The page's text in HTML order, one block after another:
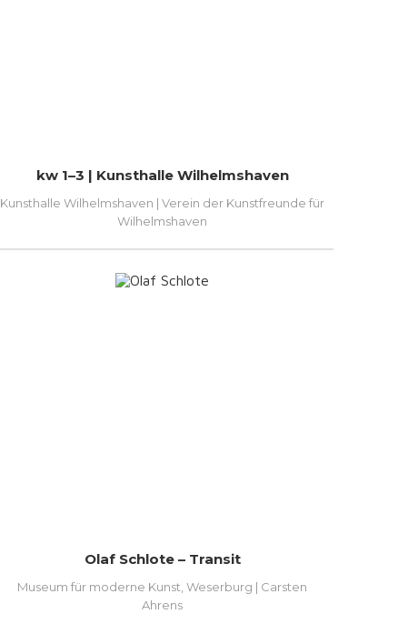
kw 1–3 | Kunsthalle Wilhelmshaven
Kunsthalle Wilhelmshaven | Verein der Kunstfreunde für
Wilhelmshaven
Olaf Schlote – Transit
Museum für moderne Kunst, Weserburg | Carsten
Ahrens